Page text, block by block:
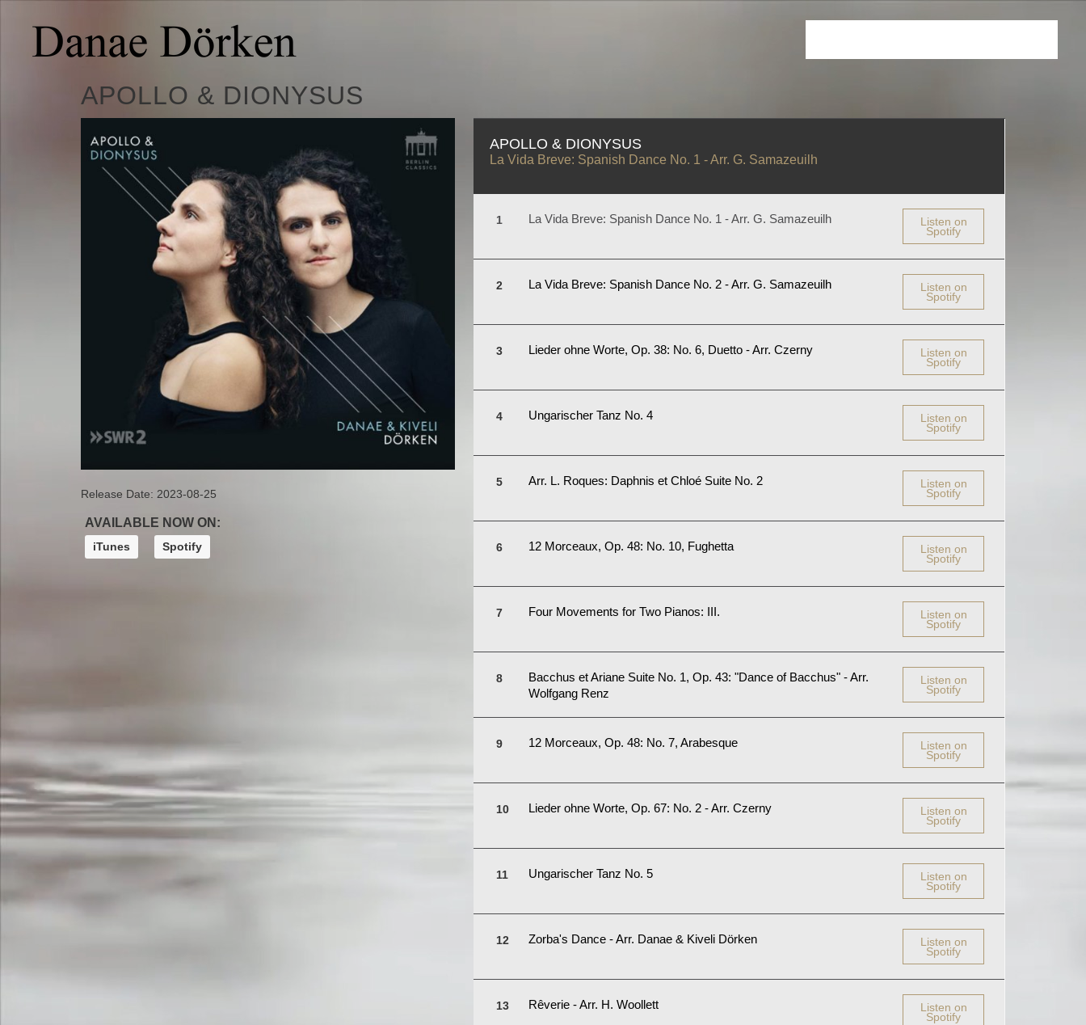
APOLLO & DIONYSUS
Release Date: 2023-08-25
AVAILABLE NOW ON:
iTunes Spotify
Listen on
Spotify
La Vida Breve: Spanish Dance No. 1 - Arr. G. Samazeuilh
Listen on
Spotify
La Vida Breve: Spanish Dance No. 2 - Arr. G. Samazeuilh
Listen on
Spotify
Lieder ohne Worte, Op. 38: No. 6, Duetto - Arr. Czerny
Listen on
Spotify
Ungarischer Tanz No. 4
Listen on
Spotify
Arr. L. Roques: Daphnis et Chloé Suite No. 2
Listen on
Spotify
12 Morceaux, Op. 48: No. 10, Fughetta
Listen on
Spotify
Four Movements for Two Pianos: III.
Listen on
Spotify
Bacchus et Ariane Suite No. 1, Op. 43: "Dance of Bacchus" - Arr.
Wolfgang Renz
Listen on
Spotify
12 Morceaux, Op. 48: No. 7, Arabesque
Listen on
Spotify
Lieder ohne Worte, Op. 67: No. 2 - Arr. Czerny
Listen on
Spotify
Ungarischer Tanz No. 5
Listen on
Spotify
Zorba's Dance - Arr. Danae & Kiveli Dörken
Listen on
Spotify
Rêverie - Arr. H. Woollett
APOLLO & DIONYSUS
La Vida Breve: Spanish Dance No. 1 - Arr. G. Samazeuilh